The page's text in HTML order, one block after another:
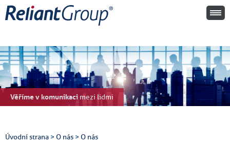
Věříme v komunikaci mezi lidmi
Úvodní strana > O nás > O nás